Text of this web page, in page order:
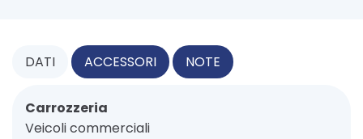
DATI ACCESSORI NOTE
Carrozzeria
Veicoli commerciali